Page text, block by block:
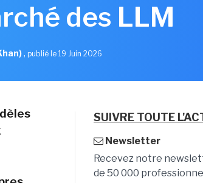
des LLM
, publié le 19 Juin 2026
SUIVRE TOUTE
Newsletter
Recevez notre
de 50 000